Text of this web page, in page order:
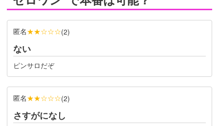
匿名★★☆☆☆(2)
ない
ピンサロだぞ
匿名★★☆☆☆(2)
さすがになし